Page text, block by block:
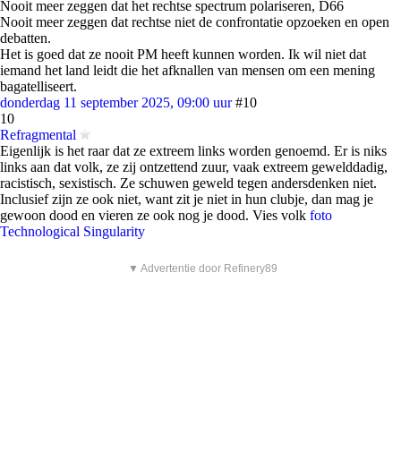
Nooit meer zeggen dat het rechtse spectrum polariseren, D66
Nooit meer zeggen dat rechtse niet de confrontatie opzoeken en open
debatten.
Het is goed dat ze nooit PM heeft kunnen worden. Ik wil niet dat
iemand het land leidt die het afknallen van mensen om een mening
bagatelliseert.
donderdag 11 september 2025, 09:00 uur #10
10
Refragmental
Eigenlijk is het raar dat ze extreem links worden genoemd. Er is niks
links aan dat volk, ze zij ontzettend zuur, vaak extreem gewelddadig,
racistisch, sexistisch. Ze schuwen geweld tegen andersdenken niet.
Inclusief zijn ze ook niet, want zit je niet in hun clubje, dan mag je
gewoon dood en vieren ze ook nog je dood. Vies volk foto
Technological Singularity
▼ Advertentie door Refinery89